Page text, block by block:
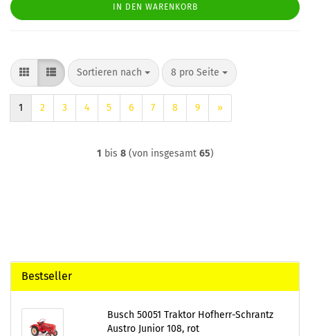
IN DEN WARENKORB
Sortieren nach
Sortieren nach 8 pro Seite
pro Seite
1 2 3 4 5 6 7 8 9 »
1 bis 8(von insgesamt 65)
Bestseller
Busch 50051 Traktor Hofherr-Schrantz
Austro Junior 108, rot